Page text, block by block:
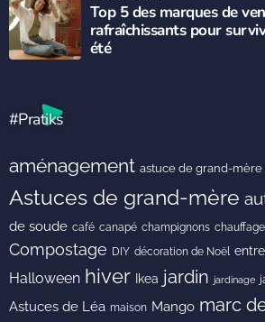
Top 5 des marques de
rafraîchissants pour
été
#Pratiks
aménagement astuce de grand-mère
Astuces de grand-mère
de soude café canapé champignons chauffage
Compostage DIY décoration de Noël
Halloween hiver Ikea jardin jardinage
Astuces de Léa maison Mango marc